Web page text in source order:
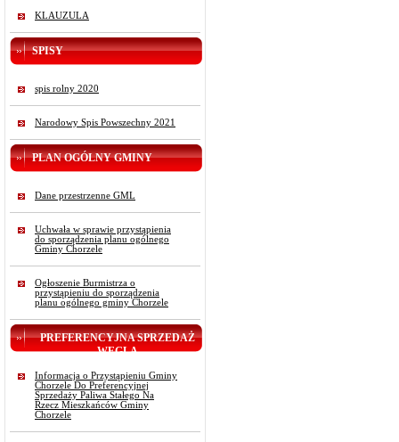
KLAUZULA
SPISY
spis rolny 2020
Narodowy Spis Powszechny 2021
PLAN OGÓLNY GMINY
Dane przestrzenne GML
Uchwała w sprawie przystąpienia
do sporządzenia planu ogólnego
Gminy Chorzele
Ogłoszenie Burmistrza o
przystąpieniu do sporządzenia
planu ogólnego gminy Chorzele
PREFERENCYJNA SPRZEDAŻ
WĘGLA
Informacja o Przystąpieniu Gminy
Chorzele Do Preferencyjnej
Sprzedaży Paliwa Stałego Na
Rzecz Mieszkańców Gminy
Chorzele